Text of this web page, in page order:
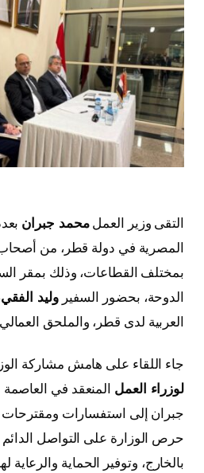
التقى وزير العملمحمد جبران
المصرية في دولة قطر، من
بمختلف القطاعات، وذلك بمقر
الدوحة، بحضور السفيروليد الفقي
العربية لدى قطر، والملحق
جاء اللقاء على هامش مشاركة
لوزراء العمل المنعقد في
جبران إلى استفسارات ومقترحات
حرص الوزارة على التواصل الدائم
بالخارج، وتوفير الحماية والرعاية